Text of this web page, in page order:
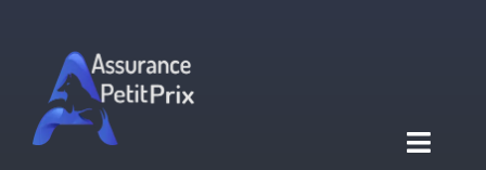
contenu